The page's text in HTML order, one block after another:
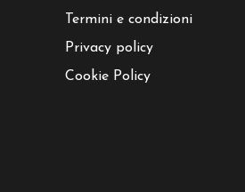
Termini e condizioni
Privacy policy
Cookie Policy